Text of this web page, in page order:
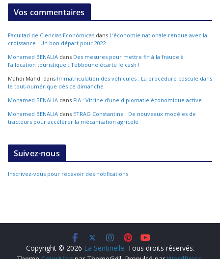
Vos commentaires
Facultad de Ciencias Económicas dans L’économie nationale renoue avec la
croissance : Un bon départ pour 2022
Mohamed BENALIA dans Des mesures pour mettre fin à la fraude à
l’allocation touristique : Tebboune écarte le cash !
Mahdi Mahdi dans Immatriculation des véhicules : La procédure bascule dans
le tout-numérique dès ce dimanche
Mohamed BENALIA dans FIA : Vitrine d’une diplomatie économique active
Mohamed BENALIA dans ETRAG Constantine : De nouveaux modèles de
tracteurs pour accélérer la mécanisation agricole
Suivez-nous
Inscrivez-vous pour recevoir des notifications
Copyright © 2026 La Sentinelle. Tous droits réservés.